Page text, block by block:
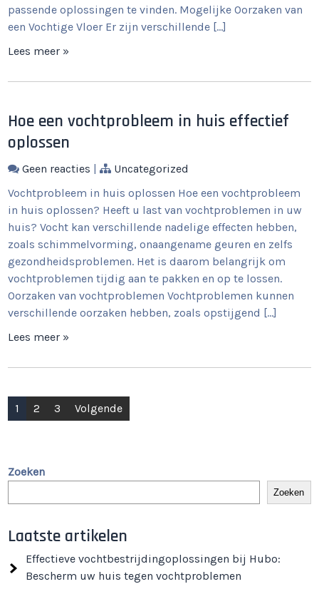
passende oplossingen te vinden. Mogelijke Oorzaken van
een Vochtige Vloer Er zijn verschillende […]
Lees meer »
Hoe een vochtprobleem in huis effectief
oplossen
Geen reacties |
Uncategorized
Vochtprobleem in huis oplossen Hoe een vochtprobleem
in huis oplossen? Heeft u last van vochtproblemen in uw
huis? Vocht kan verschillende nadelige effecten hebben,
zoals schimmelvorming, onaangename geuren en zelfs
gezondheidsproblemen. Het is daarom belangrijk om
vochtproblemen tijdig aan te pakken en op te lossen.
Oorzaken van vochtproblemen Vochtproblemen kunnen
verschillende oorzaken hebben, zoals opstijgend […]
Lees meer »
Berichtnavigatie
1 2 3 Volgende
Zoeken
Zoeken
Laatste artikelen
Effectieve vochtbestrijdingoplossingen bij Hubo:
Bescherm uw huis tegen vochtproblemen